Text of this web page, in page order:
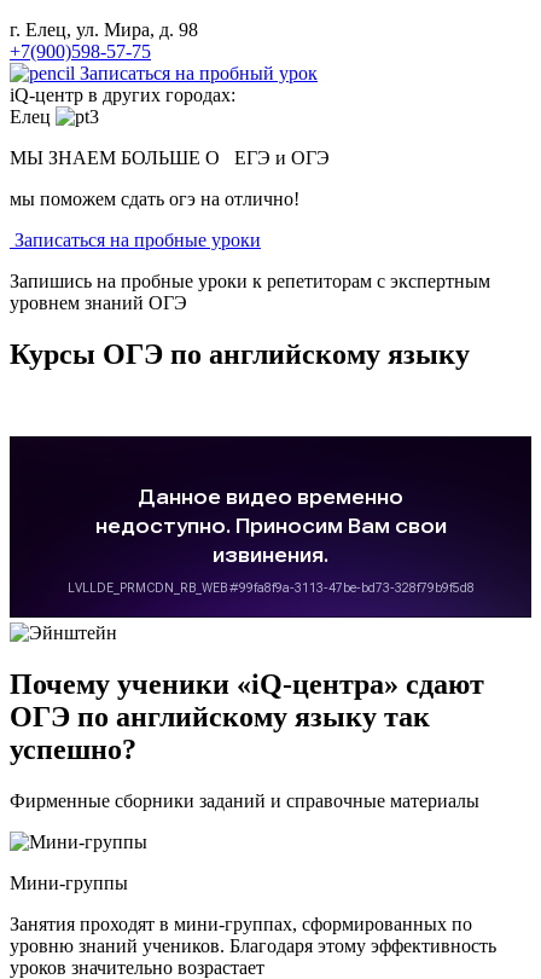
г. Елец, ул. Мира, д. 98
+7(900)598-57-75
Записаться на пробный урок
iQ-центр в других городах:
Елец
МЫ ЗНАЕМ БОЛЬШЕ О ЕГЭ и ОГЭ
мы поможем сдать огэ на отлично!
Записаться на пробные уроки
Запишись на пробные уроки к репетиторам с экспертным
уровнем знаний ОГЭ
Курсы ОГЭ по английскому языку
Почему ученики «iQ-центра» сдают
ОГЭ по английскому языку так
успешно?
Фирменные сборники заданий и справочные материалы
Мини-группы
Занятия проходят в мини-группах, сформированных по
уровню знаний учеников. Благодаря этому эффективность
уроков значительно возрастает